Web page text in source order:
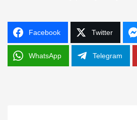
Facebook Twitter
WhatsApp Telegram